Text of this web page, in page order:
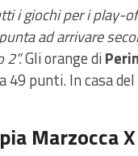
i giochi per i play-
ad arrivare
2”.Gli orange di
49 punti. In casa
Marzocca X